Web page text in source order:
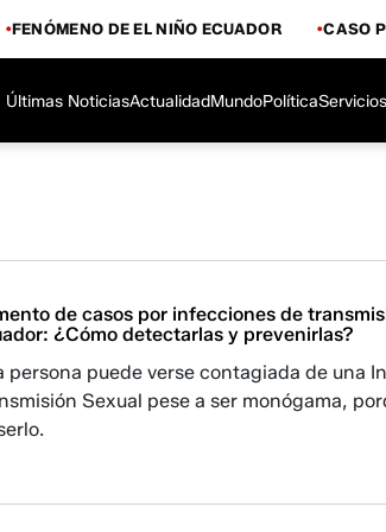
FENÓMENO DE EL NIÑO ECUADOR CASO
Últimas NoticiasActualidadMundoPolíticaServicios
de casos por infecciones de
¿Cómo detectarlas y prevenirlas?
persona puede verse contagiada de una
Sexual pese a ser monógama,